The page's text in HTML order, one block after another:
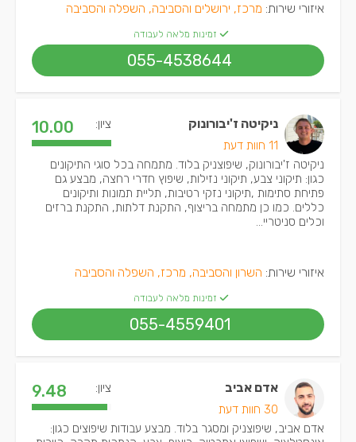
איזורי שירות: מרכז, ירושלים והסביבה, השפלה והסביבה
זמינות מלאה לעבודה
055-4538644
ניקיטה ז'יבורונוק
11 חוות דעת
ציון: 10.00
ניקיטה ז'יבורונוק, שיפוצניק בלוד. מתמחה בכל סוגי התיקונים
כגון: תיקוני צבע, תיקוני נזילות, שיפוץ חדרי רחצה, מבצע גם
פתיחת סתימות ,תיקוני נזקי רטיבות, תליית תמונות ותיקונים
כללים. כמו כן מתמחה בריצוף, התקנת דלתות, התקנת ברזים
וכלים סניטריי...
איזורי שירות: השרון והסביבה, מרכז, השפלה והסביבה
זמינות מלאה לעבודה
055-4559401
אדם אביב
30 חוות דעת
ציון: 9.48
אדם אביב, שיפוצניק ומסגר בלוד. מבצע עבודות שיפוצים כגון: